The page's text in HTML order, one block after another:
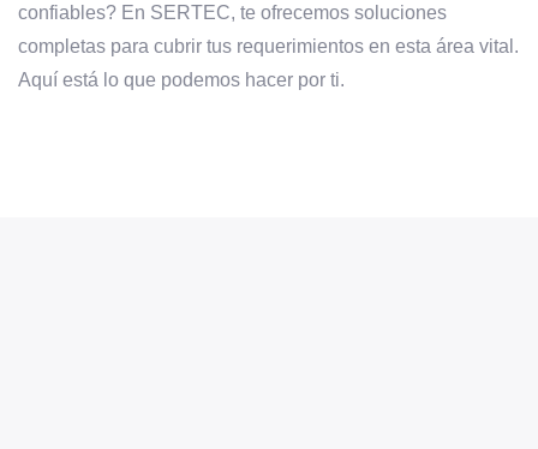
confiables? En SERTEC, te ofrecemos soluciones
completas para cubrir tus requerimientos en esta área vital.
Aquí está lo que podemos hacer por ti.